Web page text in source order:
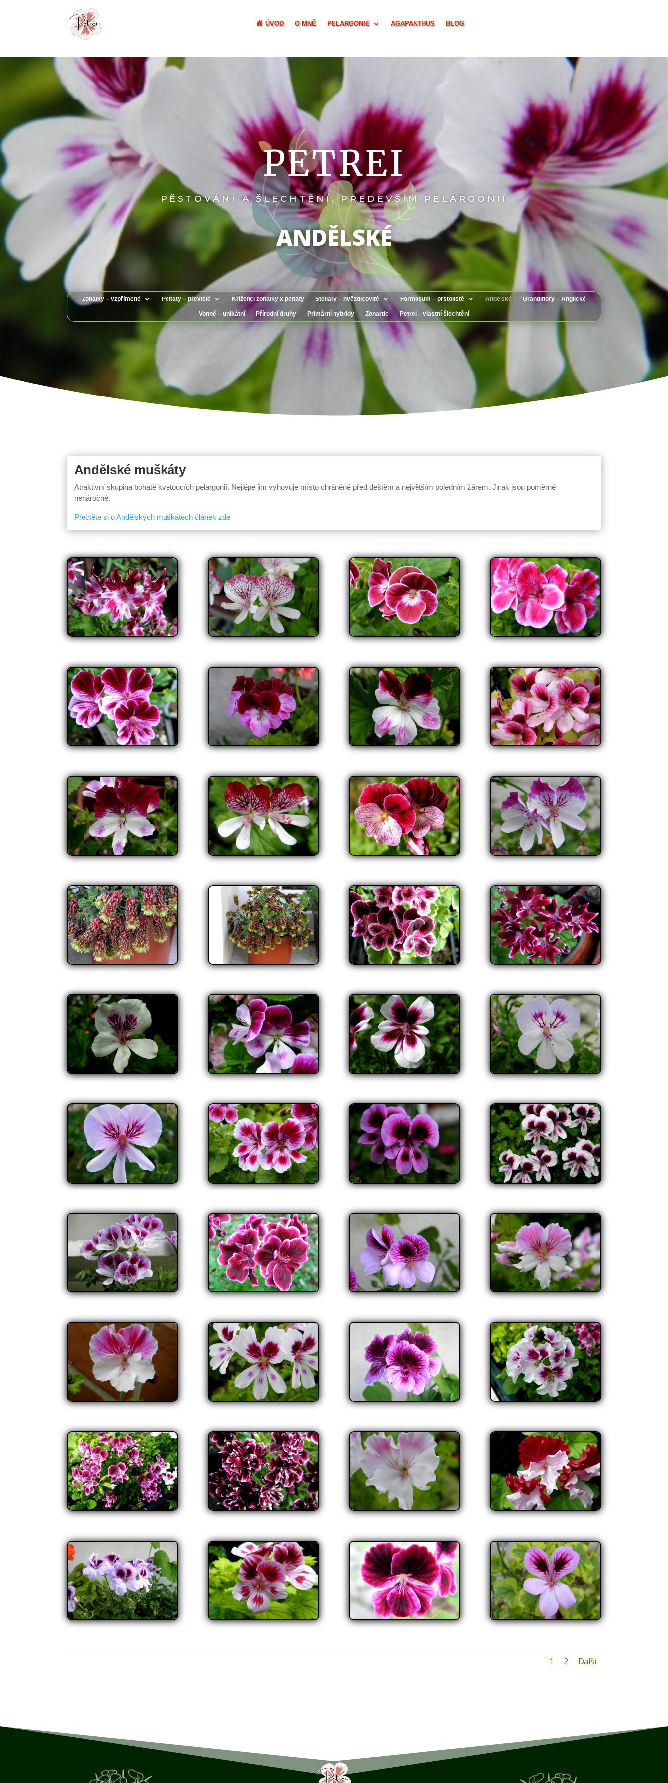
ÚVOD O MNĚ PELARGONIE AGAPANTHUS BLOG
PETREI
PĚSTOVÁNÍ A ŠLECHTĚNÍ, PŘEDEVŠÍM PELARGONIÍ
ANDĚLSKÉ
Zonalky – vzpřímené Peltaty – převislé Kříženci zonalky x peltaty Stellary – hvězdicovité Formosum – prstolisté Andělské Grandiflory – Anglické
Vonné – unikátní Přírodní druhy Primární hybridy Zonartic Petrei – vlastní šlechtění
Andělské muškáty
Atraktivní skupina bohatě kvetoucích pelargonií. Nejlépe jim vyhovuje místo chráněné před deštěm a největším poledním žárem. Jinak jsou poměrně
nenáročné.
Přečtěte si o Andělských muškátech článek zde
1 2 Další